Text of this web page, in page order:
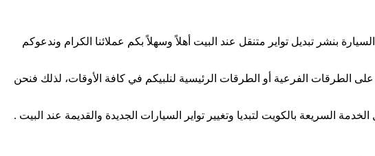
بنشر تبديل تواير متنقل عند البيت أهلاً وسهلاً بكم عملائنا الكرام وندعوكم
الطرقات الفرعية أو الطرقات الرئيسية لنلبيكم في كافة الأوقات، لذلك فنحن
السريعة بالكويت لتبديا وتغيير تواير السيارات الجديدة والقديمة عند البيت .